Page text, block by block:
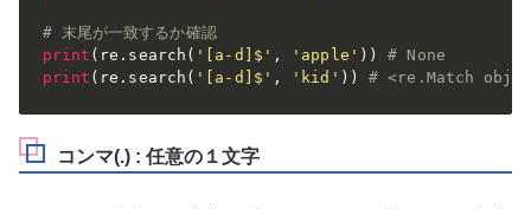
# 末尾が一致するか確認
print ( re . search ( '[a-d]$' , 'apple' ) )
# None
print ( re . search ( '[a-d]$' , 'kid' ) ) # <re.Match
コンマ(.) : 任意の１文字